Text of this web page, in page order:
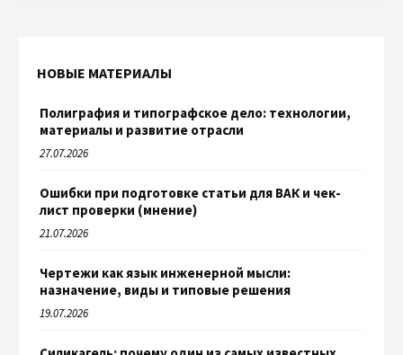
НОВЫЕ МАТЕРИАЛЫ
Полиграфия и типографское дело: технологии,
материалы и развитие отрасли
27.07.2026
Ошибки при подготовке статьи для ВАК и чек-
лист проверки (мнение)
21.07.2026
Чертежи как язык инженерной мысли:
назначение, виды и типовые решения
19.07.2026